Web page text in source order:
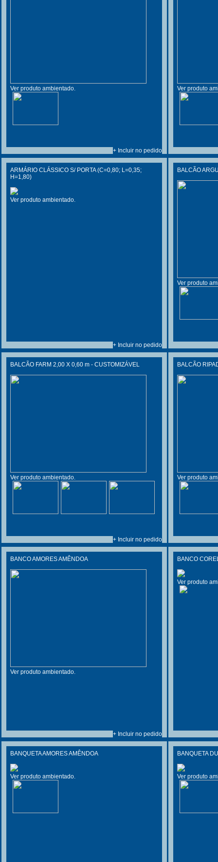
Ver produto ambientado.
+ Incluir no pedido
Ver produto
ARMÁRIO CLÁSSICO S/ PORTA (C=0,80; L=0,35;
H=1,80)
Ver produto ambientado.
+ Incluir no pedido
BALCÃO
Ver produto
BALCÃO FARM 2,00 X 0,60 m - CUSTOMIZÁVEL
Ver produto ambientado.
+ Incluir no pedido
BALCÃO
Ver produto
BANCO AMORES AMÊNDOA
Ver produto ambientado.
+ Incluir no pedido
BANCO
Ver produto
BANQUETA AMORES AMÊNDOA
Ver produto ambientado.
BANQUETA
Ver produto